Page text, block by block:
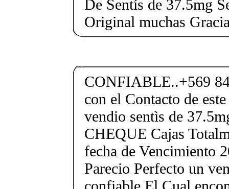
De Sentís de 37.5mg
Original muchas
CONFIABLE..+569
con el Contacto de
vendio sentìs de
CHEQUE Cajas
fecha de Vencimiento
Parecio Perfecto un
confiable El Cual